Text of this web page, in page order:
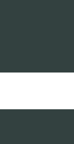
pubblicare in